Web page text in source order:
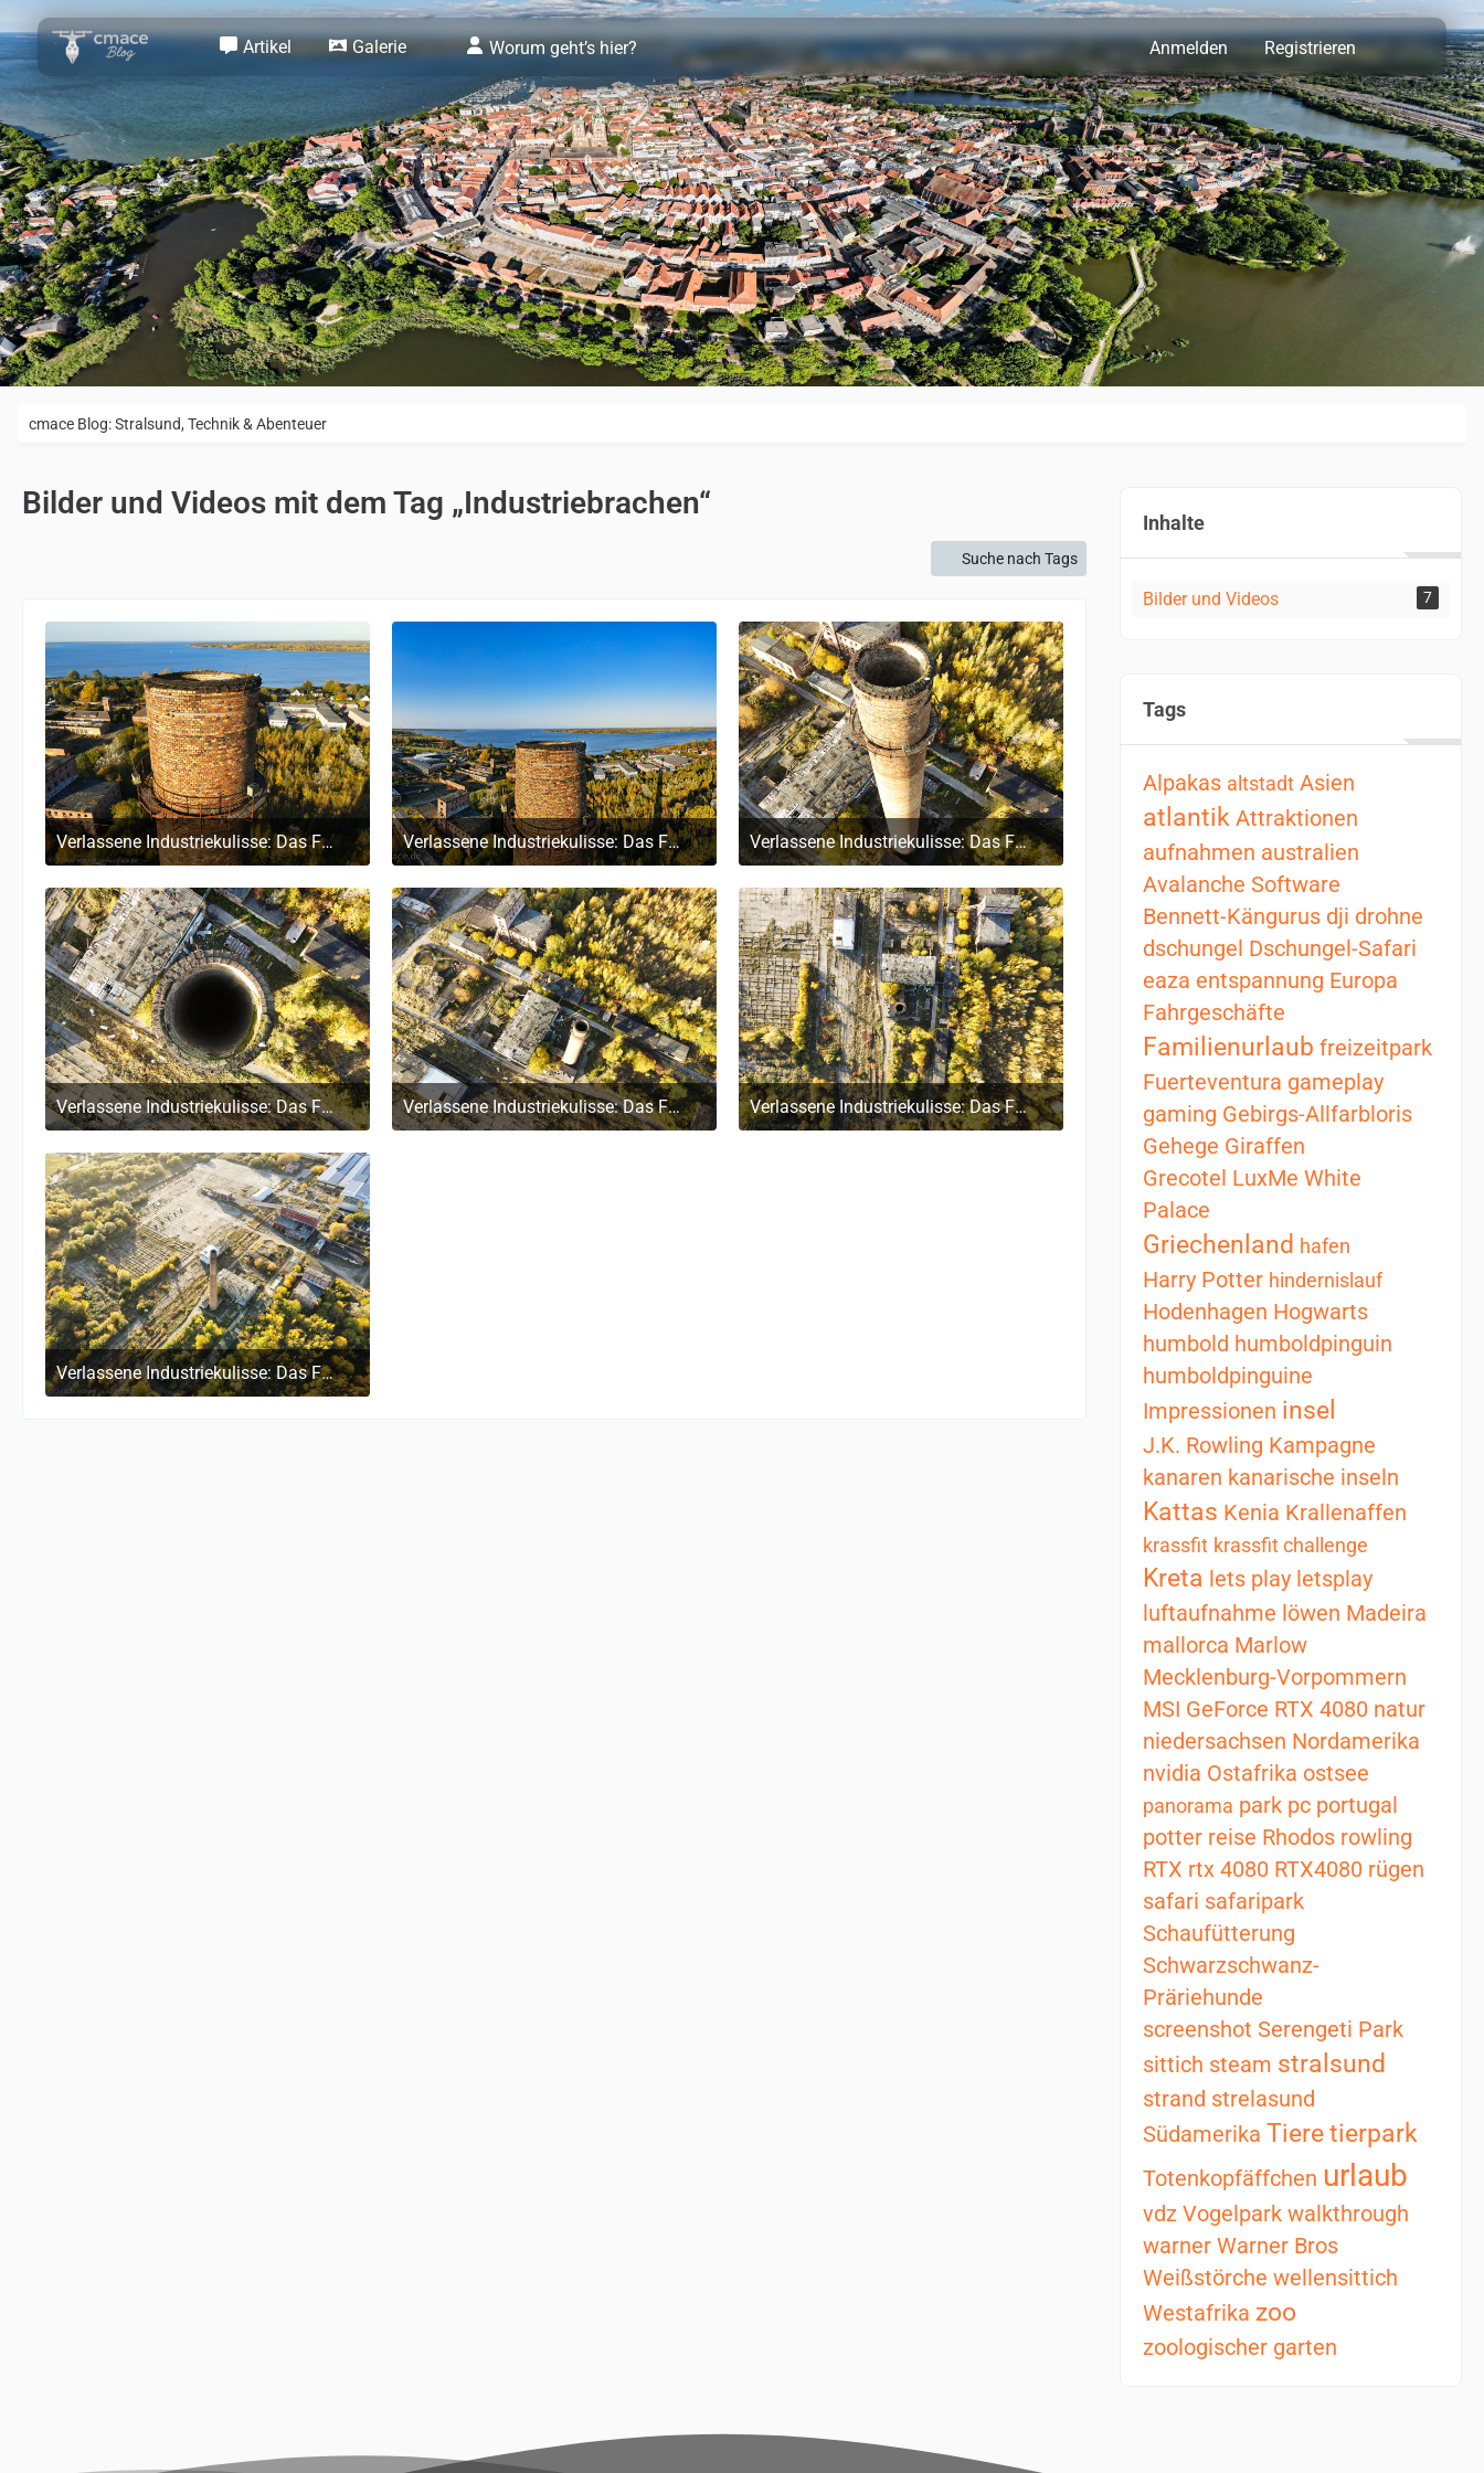
Artikel Galerie Worum geht’s hier? Anmelden Registrieren
cmace Blog: Stralsund, Technik & Abenteuer
Bilder und Videos mit dem Tag „Industriebrachen“
Suche nach Tags
Verlassene Industriekulisse: Das Faserplattenwerk Ribnitz-Damgarten
4. November 2024 um 16:15
Verlassene Industriekulisse: Das Faserplattenwerk Ribnitz-Damgarten
4. November 2024 um 16:15
Verlassene Industriekulisse: Das Faserplattenwerk Ribnitz-Damgarten
4. November 2024 um 16:15
Verlassene Industriekulisse: Das Faserplattenwerk Ribnitz-Damgarten
4. November 2024 um 16:15
Verlassene Industriekulisse: Das Faserplattenwerk Ribnitz-Damgarten
4. November 2024 um 16:15
Verlassene Industriekulisse: Das Faserplattenwerk Ribnitz-Damgarten
4. November 2024 um 16:15
Verlassene Industriekulisse: Das Faserplattenwerk Ribnitz-Damgarten
4. November 2024 um 16:15
Inhalte
Bilder und Videos 7
Tags
Alpakas altstadt Asien
atlantik Attraktionen
aufnahmen australien
Avalanche Software
Bennett-Kängurus dji drohne
dschungel Dschungel-Safari
eaza entspannung Europa
Fahrgeschäfte
Familienurlaub freizeitpark
Fuerteventura gameplay
gaming Gebirgs-Allfarbloris
Gehege Giraffen
Grecotel LuxMe White
Palace
Griechenland hafen
Harry Potter hindernislauf
Hodenhagen Hogwarts
humbold humboldpinguin
humboldpinguine
Impressionen insel
J.K. Rowling Kampagne
kanaren kanarische inseln
Kattas Kenia Krallenaffen
krassfit krassfit challenge
Kreta lets play letsplay
luftaufnahme löwen Madeira
mallorca Marlow
Mecklenburg-Vorpommern
MSI GeForce RTX 4080 natur
niedersachsen Nordamerika
nvidia Ostafrika ostsee
panorama park pc portugal
potter reise Rhodos rowling
RTX rtx 4080 RTX4080 rügen
safari safaripark
Schaufütterung
Schwarzschwanz-
Präriehunde
screenshot Serengeti Park
sittich steam stralsund
strand strelasund
Südamerika Tieretierpark
Totenkopfäffchen urlaub
vdz Vogelpark walkthrough
warner Warner Bros
Weißstörche wellensittich
Westafrika zoo
zoologischer garten